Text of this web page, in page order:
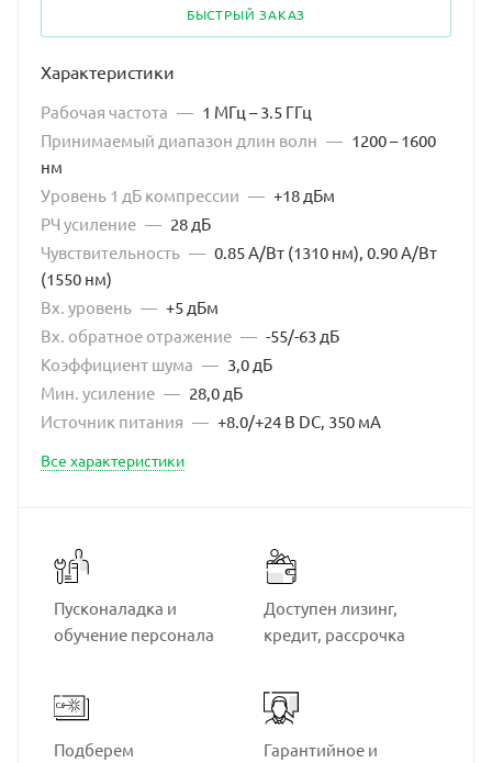
БЫСТРЫЙ ЗАКАЗ
Характеристики
Рабочая частота — 1 МГц – 3.5 ГГц
Принимаемый диапазон длин волн — 1200 – 1600
нм
Уровень 1 дБ компрессии — +18 дБм
РЧ усиление — 28 дБ
Чувствительность — 0.85 А/Вт (1310 нм), 0.90 А/Вт
(1550 нм)
Вх. уровень — +5 дБм
Вх. обратное отражение — -55/-63 дБ
Коэффициент шума — 3,0 дБ
Мин. усиление — 28,0 дБ
Источник питания — +8.0/+24 В DC, 350 мА
Все характеристики
Пусконаладка и
обучение персонала
Доступен лизинг,
кредит, рассрочка
Подберем Гарантийное и